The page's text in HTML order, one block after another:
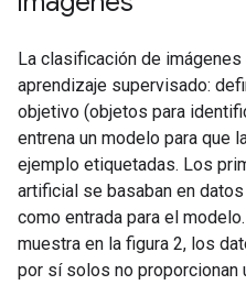
La clasificación de
aprendizaje supervisado:
objetivo (objetos para
entrena un modelo para que
ejemplo etiquetadas. Los
artificial se basaban en
como entrada para el
muestra en la figura 2, los
por sí solos no proporcionan